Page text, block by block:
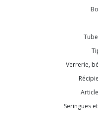
Verrerie,
Seringues